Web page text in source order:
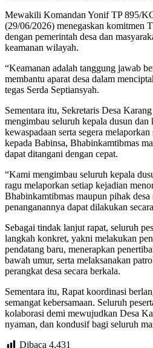
Mewakili Komandan Yonif TP 895/
(29/06/2026) menegaskan komitmen
dengan pemerintah desa dan
keamanan wilayah.
“Keamanan adalah tanggung jawab
membantu aparat desa dalam
tegas Serda Septiansyah.
Sementara itu, Sekretaris Desa
mengimbau seluruh kepala dusun
kewaspadaan serta segera
kepada Babinsa, Bhabinkamtibmas
dapat ditangani dengan cepat.
“Kami mengimbau seluruh kepala
ragu melaporkan setiap kejadian
Bhabinkamtibmas maupun pihak desa
penanganannya dapat dilakukan
Sebagai tindak lanjut rapat, seluruh
langkah konkret, yakni melakukan
pendatang baru, menerapkan
bawah umur, serta melaksanakan
perangkat desa secara berkala.
Sementara itu, Rapat koordinasi
semangat kebersamaan. Seluruh
kolaborasi demi mewujudkan Desa
nyaman, dan kondusif bagi seluruh
Dibaca 4,431